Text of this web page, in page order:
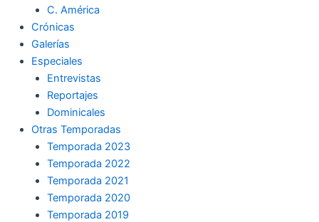
C. América
Crónicas
Galerías
Especiales
Entrevistas
Reportajes
Dominicales
Otras Temporadas
Temporada 2023
Temporada 2022
Temporada 2021
Temporada 2020
Temporada 2019